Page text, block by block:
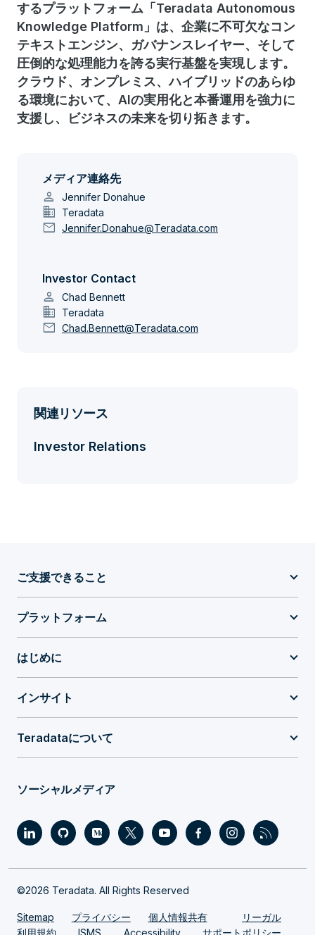
するプラットフォーム「Teradata Autonomous
Knowledge Platform」は、企業に不可欠なコン
テキストエンジン、ガバナンスレイヤー、そして
圧倒的な処理能力を誇る実行基盤を実現します。
クラウド、オンプレミス、ハイブリッドのあらゆ
る環境において、AIの実用化と本番運用を強力に
支援し、ビジネスの未来を切り拓きます。
メディア連絡先
person Jennifer Donahue
domain Teradata
mail Jennifer.Donahue@Teradata.com
Investor Contact
person Chad Bennett
domain Teradata
mail Chad.Bennett@Teradata.com
関連リソース
Investor Relations
ご支援できること
プラットフォーム
はじめに
インサイト
Teradataについて
ソーシャルメディア
©2026 Teradata. All Rights Reserved
Sitemap プライバシー 個人情報共有
リーガル
利用規約
ISMS Accessibility サポートポリシー